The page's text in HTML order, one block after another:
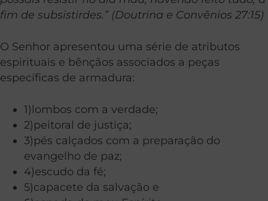
fim de subsistirdes.” (Doutrina e Convênios 27:15)
O Senhor apresentou uma série de atributos
espirituais e bênçãos associados a peças
específicas de armadura:
1)lombos com a verdade;
2)peitoral de justiça;
3)pés calçados com a preparação do
evangelho de paz;
4)escudo da fé;
5)capacete da salvação e